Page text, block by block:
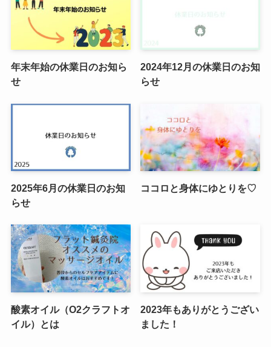
年末年始の休業日のお知ら
せ
2024年12月の休業日のお知
らせ
2025年6月の休業日のお知
らせ
ココロと身体にゆとりを♡
酸素オイル（O2クラフトオ
イル）とは
2023年もありがとうござい
ました！